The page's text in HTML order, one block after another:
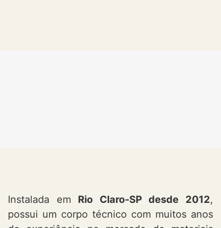
Instalada em Rio Claro-SP desde 2012,
possui um corpo técnico com muitos anos